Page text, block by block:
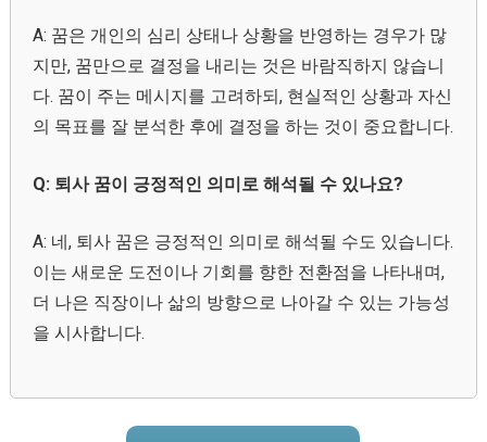
A: 꿈은 개인의 심리 상태나 상황을 반영하는 경우가 많
지만, 꿈만으로 결정을 내리는 것은 바람직하지 않습니
다. 꿈이 주는 메시지를 고려하되, 현실적인 상황과 자신
의 목표를 잘 분석한 후에 결정을 하는 것이 중요합니다.
Q: 퇴사 꿈이 긍정적인 의미로 해석될 수 있나요?
A: 네, 퇴사 꿈은 긍정적인 의미로 해석될 수도 있습니다.
이는 새로운 도전이나 기회를 향한 전환점을 나타내며,
더 나은 직장이나 삶의 방향으로 나아갈 수 있는 가능성
을 시사합니다.